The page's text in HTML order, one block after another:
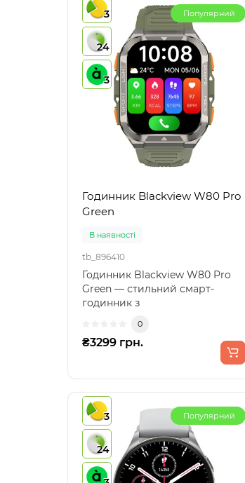
3
24
3
Популярний
Годинник Blackview W80 Pro
Green
В наявності
tb_896410
Годинник Blackview W80 Pro
Green — стильний смарт-
годинник з
0
₴3299 грн.
3
24
Популярний